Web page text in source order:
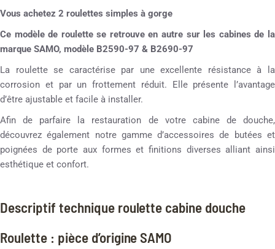
Vous achetez 2 roulettes simples à gorge
Ce modèle de roulette se retrouve en autre sur les cabines de la
marque SAMO, modèle B2590-97 & B2690-97
La roulette se caractérise par une excellente résistance à la
corrosion et par un frottement réduit. Elle présente l’avantage
d’être ajustable et facile à installer.
Afin de parfaire la restauration de votre cabine de douche,
découvrez également notre gamme d’accessoires de butées et
poignées de porte aux formes et finitions diverses alliant ainsi
esthétique et confort.
Descriptif technique roulette cabine douche
Roulette : pièce d’origine SAMO